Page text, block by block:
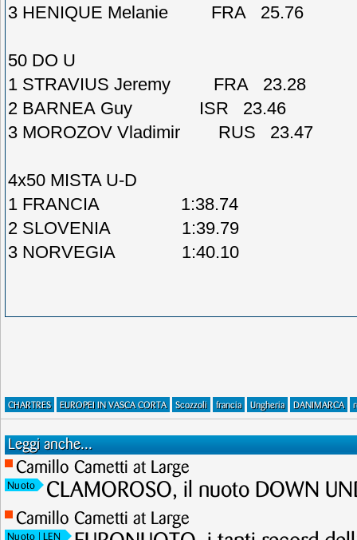
3 HENIQUE Melanie FRA 25.76
50 DO U
1 STRAVIUS Jeremy FRA 23.28
2 BARNEA Guy ISR 23.46
3 MOROZOV Vladimir RUS 23.47
4x50 MISTA U-D
1 FRANCIA 1:38.74
2 SLOVENIA 1:39.79
3 NORVEGIA 1:40.10
CHARTRES EUROPEI IN VASCA CORTA Scozzoli francia Ungheria DANIMARCA
Leggi anche...
Camillo Cametti at Large
Nuoto CLAMOROSO, il nuoto DOWN
Camillo Cametti at Large
Nuoto | LEN